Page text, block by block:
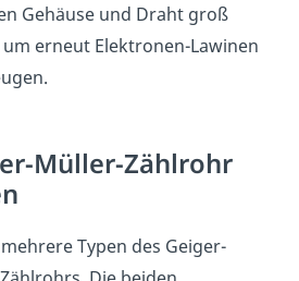
Gehäuse und Draht groß
erneut Elektronen-Lawinen
Müller-Zählrohr
Typen des Geiger-